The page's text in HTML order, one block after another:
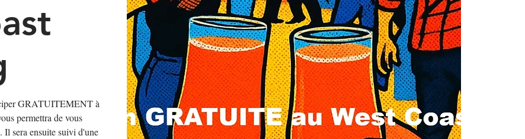
GRATUITEMENT à
permettra de vous
Il sera ensuite suivi d'une